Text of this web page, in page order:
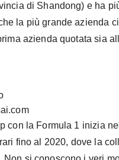
di Shandong) e ha
la più grande azienda
azienda quotata sia
con la Formula 1 inizia
fino al 2020, dove la